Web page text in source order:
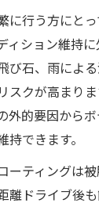
に行う方にと
ィション維持
び石、雨によ
スクが高まり
外的要因から
持できます。
ーティングは
離ドライブ後